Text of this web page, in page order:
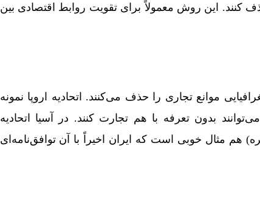
کنند. این روش معمولاً برای تقویت روابط اقتصادی بین
موانع تجاری را حذف می‌کنند. اتحادیه اروپا نمونه
بدون تعرفه با هم تجارت کنند. در آسیا اتحادیه
هم مثال خوبی است که ایران اخیراً با آن توافق‌نامه‌ای